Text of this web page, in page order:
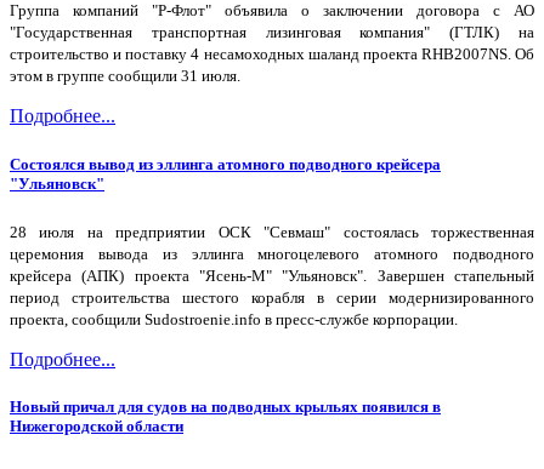
Группа компаний "Р-Флот" объявила о заключении договора с АО
"Государственная транспортная лизинговая компания" (ГТЛК) на
строительство и поставку 4 несамоходных шаланд проекта RHB2007NS. Об
этом в группе сообщили 31 июля.
Подробнее...
Состоялся вывод из эллинга атомного подводного крейсера
"Ульяновск"
28 июля на предприятии ОСК "Севмаш" состоялась торжественная
церемония вывода из эллинга многоцелевого атомного подводного
крейсера (АПК) проекта "Ясень-М" "Ульяновск". Завершен стапельный
период строительства шестого корабля в серии модернизированного
проекта, сообщили Sudostroenie.info в пресс-службе корпорации.
Подробнее...
Новый причал для судов на подводных крыльях появился в
Нижегородской области